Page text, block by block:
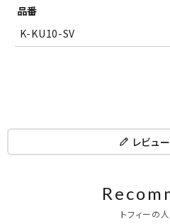
品番
K-KU10-SV
レビュ
トフィーの